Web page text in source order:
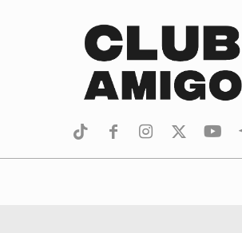
tiktokfacebookinstagram
Twitter